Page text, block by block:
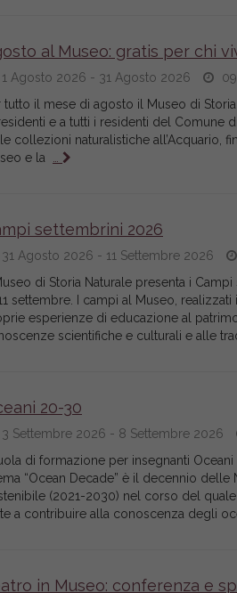
al Museo: gratis per chi
1 Agosto 2026 - 31 Agosto 2026
tutto il mese di agosto il Museo di
e a tutti i residenti del Comune
collezioni naturalistiche all’Acquario,
e la
settembrini 2026
31 Agosto 2026 - 11 Settembre 2026
di Storia Naturale presenta i
settembre. I campi al Museo,
esperienze di educazione al
scientifiche e culturali e alle
20-30
3 Settembre 2026 - 8 Settembre 2026
di formazione per insegnanti
“Ocean Decade” è il decennio
(2021-2030) nel corso del
a contribuire alla conoscenza degli
in Museo: conferenza e